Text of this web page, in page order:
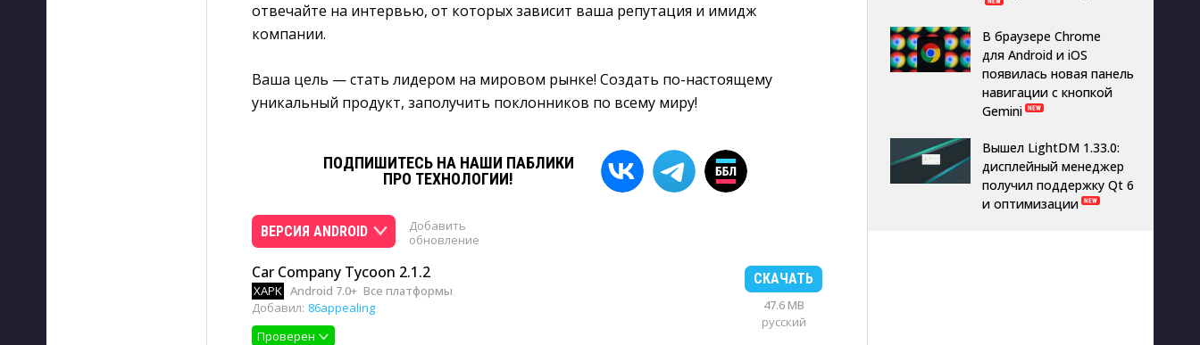
отвечайте на интервью, от которых зависит ваша репутация и имидж
компании.
Ваша цель — стать лидером на мировом рынке! Создать по-настоящему
уникальный продукт, заполучить поклонников по всему миру!
ПОДПИШИТЕСЬ НА НАШИ ПАБЛИКИ
ПРО ТЕХНОЛОГИИ!
ВЕРСИЯ ANDROID
Добавить
обновление
Car Company Tycoon 2.1.2
XAPK Android 7.0+ Все платформы
Добавил: 86appealing
Проверен
СКАЧАТЬ
47.6 MB
русский
В браузере Chrome
для Android и iOS
появилась новая панель
навигации с кнопкой
Gemini
Вышел LightDM 1.33.0:
дисплейный менеджер
получил поддержку Qt 6
и оптимизации